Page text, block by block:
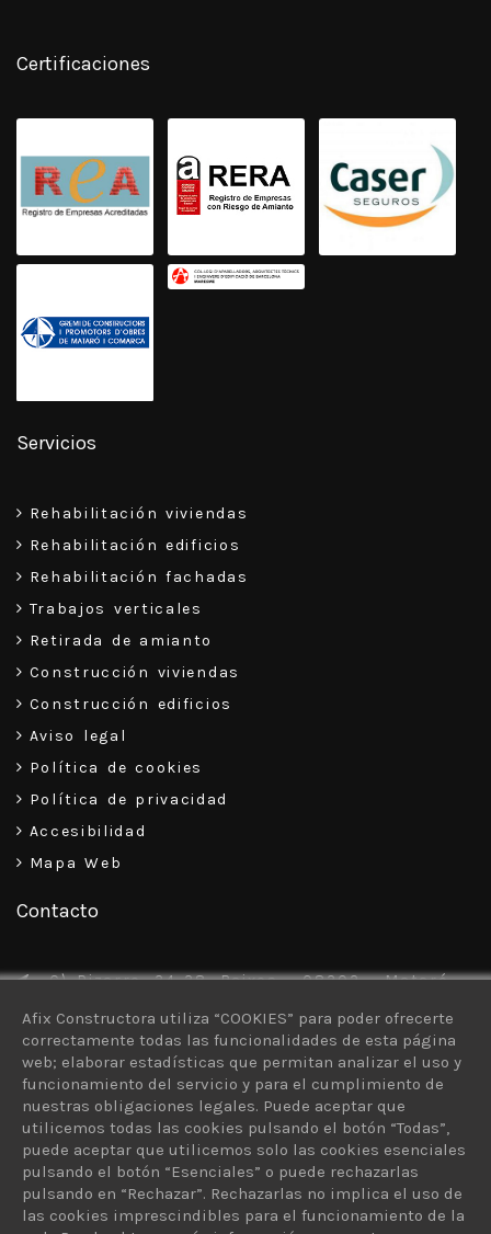
Certificaciones
Servicios
Rehabilitación viviendas
Rehabilitación edificios
Rehabilitación fachadas
Trabajos verticales
Retirada de amianto
Construcción viviendas
Construcción edificios
Aviso legal
Política de cookies
Política de privacidad
Accesibilidad
Mapa Web
Contacto
C\ Pizarro, 34-38, Baixos – 08302 – Mataró
93 757 30 13
616 926 103
afix@afixconstructora.com
© 2026 AFIX Constructora - ¿Quieres un sitio como este? ©
Afix Constructora utiliza “COOKIES” para poder ofrecerte
correctamente todas las funcionalidades de esta página
web; elaborar estadísticas que permitan analizar el uso y
funcionamiento del servicio y para el cumplimiento de
nuestras obligaciones legales. Puede aceptar que
utilicemos todas las cookies pulsando el botón “Todas”,
puede aceptar que utilicemos solo las cookies esenciales
pulsando el botón “Esenciales” o puede rechazarlas
pulsando en “Rechazar”. Rechazarlas no implica el uso de
las cookies imprescindibles para el funcionamiento de la